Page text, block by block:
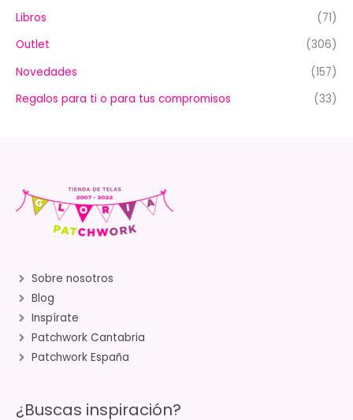
Libros
(71)
Outlet
(306)
Novedades
(157)
Regalos para ti o para tus compromisos
(33)
Sobre nosotros
Blog
Inspírate
Patchwork Cantabria
Patchwork España
¿Buscas inspiración?